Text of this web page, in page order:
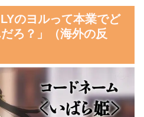
海外「彼らこそ真のヒーロー
だ！」手術中に大地震が起きた
熊本総合病院の映像を見た海外
の土木技術の完全勝利をご覧く
ださい」→「これはすごいわ」
のヨルって本業でど
ろ？」（海外の反